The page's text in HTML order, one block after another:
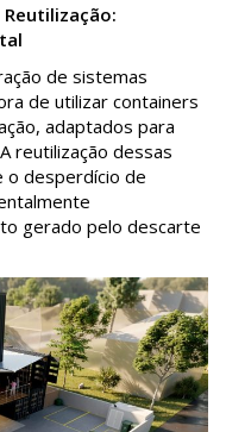
de sistemas
de utilizar containers
adaptados para
reutilização dessas
desperdício de
gerado pelo descarte